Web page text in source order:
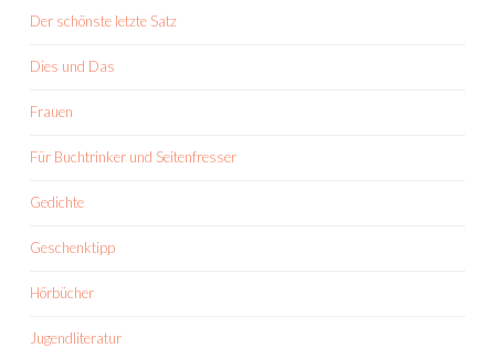
Der schönste letzte Satz
Dies und Das
Frauen
Für Buchtrinker und Seitenfresser
Gedichte
Geschenktipp
Hörbücher
Jugendliteratur